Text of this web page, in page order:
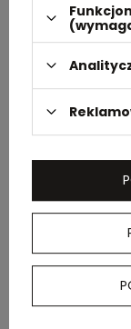
Wymiary
kartonu
Waga
kartonu
zewnętrznego
OPIS